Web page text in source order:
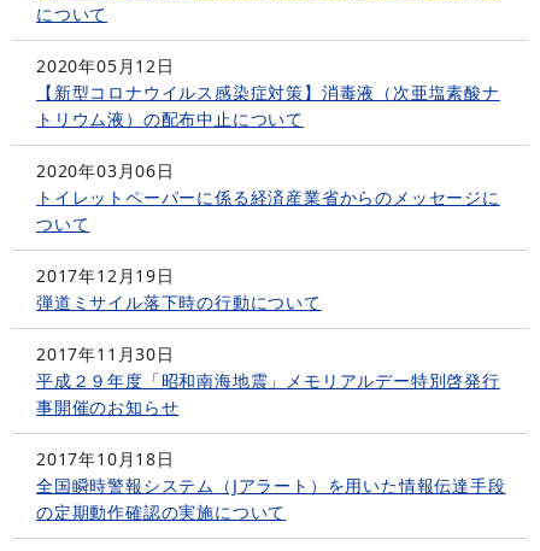
について
2020年05月12日
【新型コロナウイルス感染症対策】消毒液（次亜塩素酸ナ
トリウム液）の配布中止について
2020年03月06日
トイレットペーパーに係る経済産業省からのメッセージに
ついて
2017年12月19日
弾道ミサイル落下時の行動について
2017年11月30日
平成２９年度「昭和南海地震」メモリアルデー特別啓発行
事開催のお知らせ
2017年10月18日
全国瞬時警報システム（Jアラート）を用いた情報伝達手段
の定期動作確認の実施について